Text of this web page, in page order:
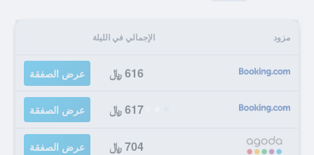
مزود الإجمالي في الليلة
616 ﷼ عرض الصفقة
617 ﷼ عرض الصفقة
704 ﷼ عرض الصفقة